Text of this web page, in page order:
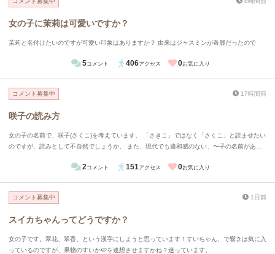
女の子に茉莉は可愛いですか？
茉莉と名付けたいのですが可愛い印象はありますか？ 由来はジャスミンが奇麗だったので
5コメント 406アクセス 0お気に入り
コメント募集中 17時間前
咲子の読み方
女の子の名前で、咲子(さくこ)を考えています。 「さきこ」ではなく「さくこ」と読ませたい
のですが、読みとして不自然でしょうか。 また、現代でも違和感のない、〜子の名前があり
2 コメント 151 アクセス 0お気に入り
コメント募集中 1日前
スイカちゃんってどうですか？
女の子です。翠花、翠香、という漢字にしようと思っています！すいちゃん、で響きは気に入
っているのですが、果物のすいか🍉を連想させますかね？迷っています。